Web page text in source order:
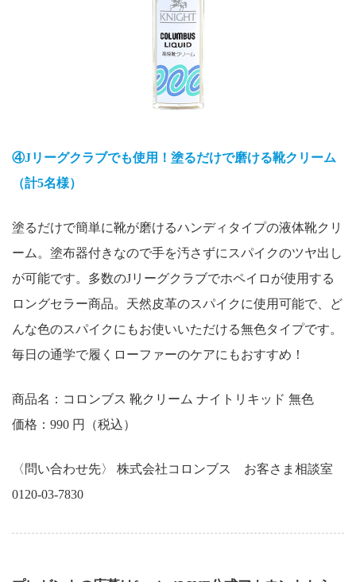
④Jリーグクラブでも使用！塗るだけで磨ける靴クリーム
（計5名様）
塗るだけで簡単に靴が磨けるハンディタイプの液体靴クリ
ーム。塗布器付きなので手を汚さずにスパイクのツヤ出し
が可能です。多数のJリーグクラブでホペイロが使用する
ロングセラー商品。天然皮革のスパイクに使用可能で、ど
んな色のスパイクにもお使いいただける無色タイプです。
毎日の通学で履くローファーのケアにもおすすめ！
商品名：コロンブス 靴クリーム ナイトリキッド 無色
価格：990 円（税込）
〈問い合わせ先〉 株式会社コロンブス お客さま相談室
0120-03-7830